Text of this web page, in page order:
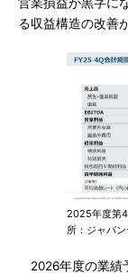
る収益構造の改善
2025年度第4
所：ジャパ
2026年度の業績